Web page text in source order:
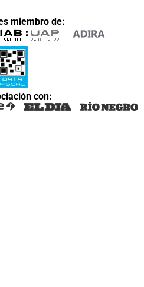
miembro de:
con: